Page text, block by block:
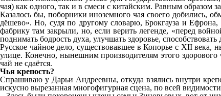
чая) как одного, так и в смеси с китайским. Равным образом
Казалось бы, поборники иноземного чая своего добились,
дёшево». Но, судя по другому словарю, Брокгауза и
фабрику там закрыли, но, если верить легенде, «перед
поднимать бодрость духа, улучшать здоровье,
Русское чайное дело, существовавшее в Копорье с XII века,
улице. Конечно, нынешним производителям этого
чай не сдаётся.
Чья крепость?
Спрашиваю у Дарьи Андреевны, откуда взялись внутри
искусно вырезанная многофигурная сцена, по всей